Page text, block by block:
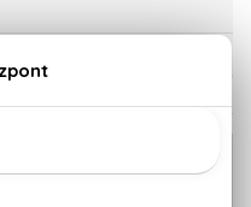
testápoló
1.890 Ft